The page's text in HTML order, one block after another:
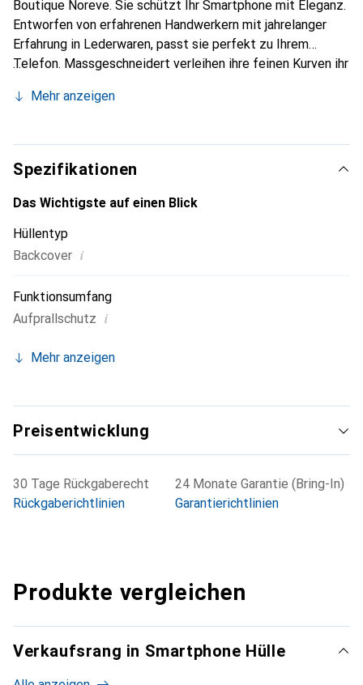
Boutique Noreve. Sie schützt Ihr Smartphone mit Eleganz.
Entworfen von erfahrenen Handwerkern mit jahrelanger
Erfahrung in Lederwaren, passt sie perfekt zu Ihrem
Telefon. Massgeschneidert verleihen ihre feinen Kurven ihr
unverzichtbaren Accessoire für Ihr Smartphone.
die Marke Noreve eine zuverlässige Wahl für eine
anspruchsvolle Kundschaft.
Mehr anzeigen
Spezifikationen
Das Wichtigste auf einen Blick
Hüllentyp
Backcover i
Funktionsumfang
Aufprallschutz i
Mehr anzeigen
Preisentwicklung
30 Tage Rückgaberecht
Rückgaberichtlinien
24 Monate Garantie (Bring-In)
Garantierichtlinien
Produkte vergleichen
Verkaufsrang in Smartphone Hülle